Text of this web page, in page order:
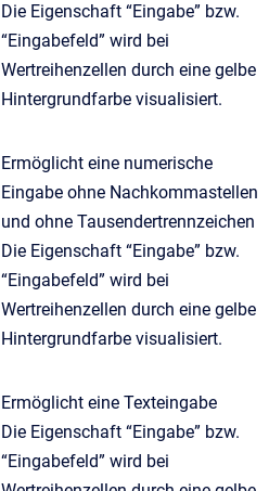
Die Eigenschaft “Eingabe” bzw.
“Eingabefeld” wird bei
Wertreihenzellen durch eine gelbe
Hintergrundfarbe visualisiert.
Ermöglicht eine numerische
Eingabe ohne Nachkommastellen
und ohne Tausendertrennzeichen
Die Eigenschaft “Eingabe” bzw.
“Eingabefeld” wird bei
Wertreihenzellen durch eine gelbe
Hintergrundfarbe visualisiert.
Ermöglicht eine Texteingabe
Die Eigenschaft “Eingabe” bzw.
“Eingabefeld” wird bei